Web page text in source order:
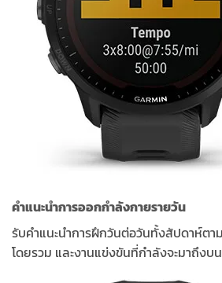
คำแนะนำการออกกำลังกายรายวัน
รับคำแนะนำการฝึกวันต่อวันทั้งสัปดาห์ต
โดยรวม และงานแข่งขันที่กำลังจะมาถึง